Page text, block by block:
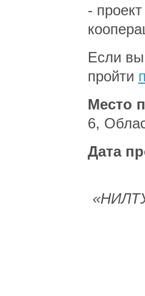
-
Если
пройти
Место
6,
Дата